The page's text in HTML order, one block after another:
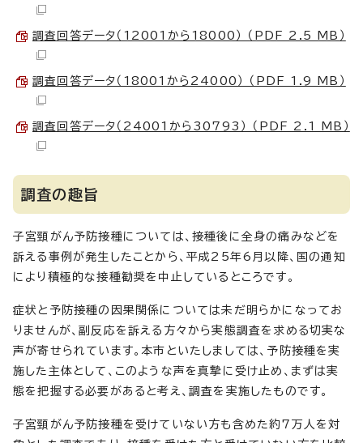
調査回答データ（12001から18000） （PDF 2.5 MB）
調査回答データ（18001から24000） （PDF 1.9 MB）
調査回答データ（24001から30793） （PDF 2.1 MB）
調査の趣旨
子宮頸がん予防接種については、接種後に全身の痛みなどを
訴える事例が発生したことから、平成25年6月以降、国の通知
により積極的な接種勧奨を中止しているところです。
症状と予防接種の因果関係については未だ明らかになってお
りませんが、副反応を訴える方々から実態調査を求める切実な
声が寄せられています。本市といたしましては、予防接種を実
施した主体として、このような声を真摯に受け止め、まずは実
態を把握する必要があると考え、調査を実施したものです。
子宮頸がん予防接種を受けていない方も含めた約7万人を対